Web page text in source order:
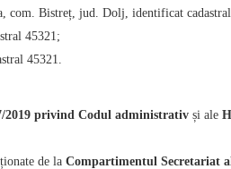
com. Bistreț, jud. Dolj, identificat
45321;
45321.
2019 privind Codul administrativ și ale
de la Compartimentul Secretariat